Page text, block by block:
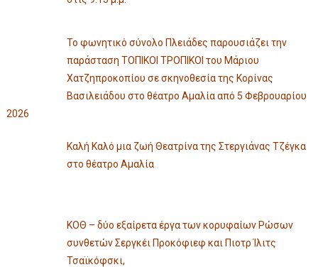
Το φωνητικό σύνολο Πλειάδες παρουσιάζει την
παράσταση ΤΟΠΙΚΟΙ ΤΡΟΠΙΚΟΙ του Μάριου
Χατζηπροκοπίου σε σκηνοθεσία της Κορίνας
Βασιλειάδου στο θέατρο Αμαλία από 5 Φεβρουαρίου
2026
Καλή Καλό μια ζωή Θεατρίνα της Στεργιάνας Τζέγκα
στο θέατρο Αμαλία
ΚΟΘ – δύο εξαίρετα έργα των κορυφαίων Ρώσων
συνθετών Σεργκέι Προκόφιεφ και Πιοτρ Ίλιτς
Τσαϊκόφσκι,